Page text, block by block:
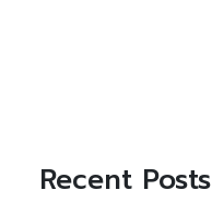
Recent Posts